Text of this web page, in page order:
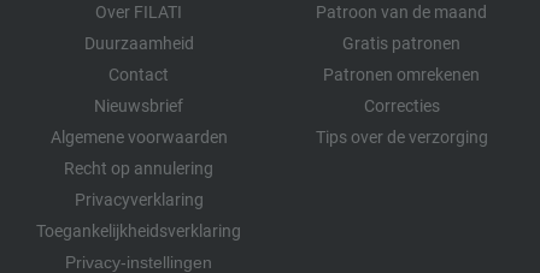
Over FILATI
Duurzaamheid
Contact
Nieuwsbrief
Algemene voorwaarden
Recht op annulering
Privacyverklaring
Toegankelijkheidsverklaring
Privacy-instellingen
Patroon van de maand
Gratis patronen
Patronen omrekenen
Correcties
Tips over de verzorging